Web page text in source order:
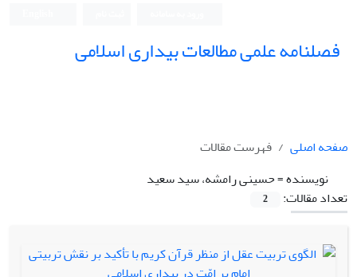
فصلنامه علمی مطالعات بیداری اسلامی
صفحه اصلی
فهرست مقالات
نویسنده =حسینی رامشه، سید سعید
تعداد مقالات:
2